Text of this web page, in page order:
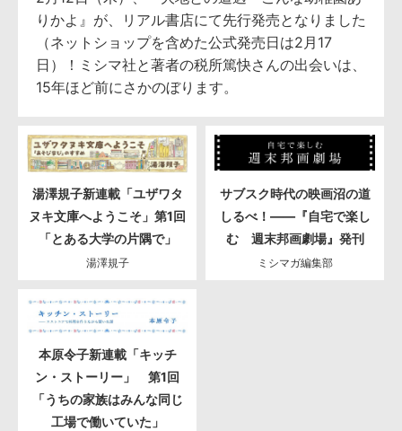
りかよ』が、リアル書店にて先行発売となりました
（ネットショップを含めた公式発売日は2月17
日）！ミシマ社と著者の税所篤快さんの出会いは、
15年ほど前にさかのぼります。
湯澤規子新連載「ユザワタ
ヌキ文庫へようこそ」第1回
「とある大学の片隅で」
湯澤規子
サブスク時代の映画沼の道
しるべ！――『自宅で楽し
む 週末邦画劇場』発刊
ミシマガ編集部
本原令子新連載「キッチ
ン・ストーリー」 第1回
「うちの家族はみんな同じ
工場で働いていた」